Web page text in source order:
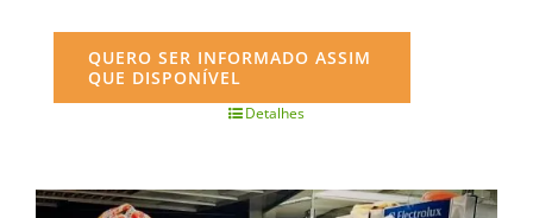
QUERO SER INFORMADO ASSIM
QUE DISPONÍVEL
Detalhes